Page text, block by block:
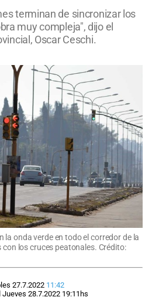
terminan de sincronizar los
muy compleja", dijo el
Oscar Ceschi.
la onda verde en todo el corredor de la
los cruces peatonales. Crédito:
27.7.2022 11:42
Jueves 28.7.2022 19:11hs